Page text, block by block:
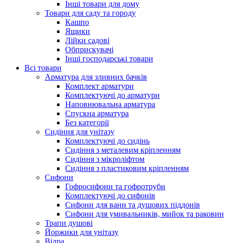
Інші товари для дому
Товари для саду та городу
Кашпо
Ящики
Лійки садові
Обприскувачі
Інші господарські товари
Всі товари
Арматура для зливних бачків
Комплект арматури
Комплектуючі до арматури
Наповнювальна арматура
Спускна арматура
Без категорії
Сидіння для унітазу
Комплектуючі до сидінь
Сидіння з металевим кріпленням
Сидіння з мікроліфтом
Сидіння з пластиковим кріпленням
Сифони
Гофросифони та гофротруби
Комплектуючі до сифонів
Сифони для ванн та душових піддонів
Сифони для умивальників, мийок та раковин
Трапи душові
Йоржики для унітазу